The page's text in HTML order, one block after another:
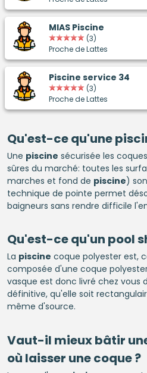
MIAS Piscine
(3)
Proche de Lattes
Piscine service 34
(3)
Proche de Lattes
Qu'est-ce qu'une
Une piscine sécurisée les
sûres du marché: toutes les
marches et fond de piscine)
technique de pointe permet
baigneurs sans rendre difficile
Qu'est-ce qu'un pool
La piscine coque polyester est,
composée d'une coque
vasque est donc livré chez vous
définitive, qu'elle soit
même d'source.
Vaut-il mieux bâtir
où laisser une coque ?